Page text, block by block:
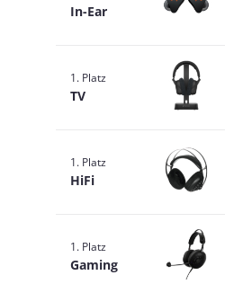
In-Ear
1. Platz
TV
1. Platz
HiFi
1. Platz
Gaming